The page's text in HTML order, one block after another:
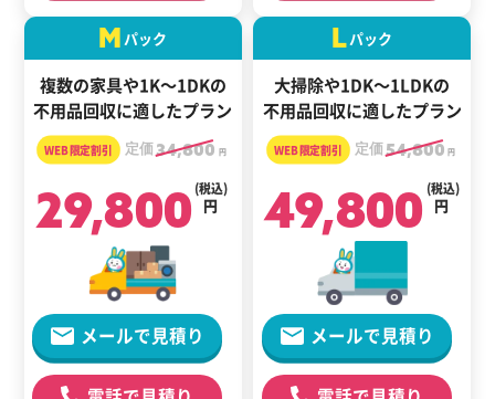
M パック
複数の家具や1K～1DKの
不用品回収に適したプラン
定価34,800 円
29,800 円
(税込)
メールで見積り
Lパック
大掃除や1DK～1LDKの
不用品回収に適したプラン
定価54,800 円
49,800 円
(税込)
メールで見積り